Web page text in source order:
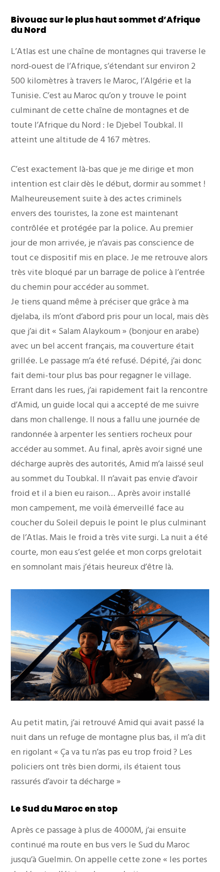
Bivouac sur le plus haut sommet d’Afrique
du Nord
L’Atlas est une chaîne de montagnes qui traverse le
nord-ouest de l’Afrique, s’étendant sur environ 2
500 kilomètres à travers le Maroc, l’Algérie et la
Tunisie. C’est au Maroc qu’on y trouve le point
culminant de cette chaîne de montagnes et de
toute l’Afrique du Nord : le Djebel Toubkal. Il
atteint une altitude de 4 167 mètres.
C’est exactement là-bas que je me dirige et mon
intention est clair dès le début, dormir au sommet !
Malheureusement suite à des actes criminels
envers des touristes, la zone est maintenant
contrôlée et protégée par la police. Au premier
jour de mon arrivée, je n’avais pas conscience de
tout ce dispositif mis en place. Je me retrouve alors
très vite bloqué par un barrage de police à l’entrée
du chemin pour accéder au sommet.
Je tiens quand même à préciser que grâce à ma
djelaba, ils m’ont d’abord pris pour un local, mais dès
que j’ai dit « Salam Alaykoum » (bonjour en arabe)
avec un bel accent français, ma couverture était
grillée. Le passage m’a été refusé. Dépité, j’ai donc
fait demi-tour plus bas pour regagner le village.
Errant dans les rues, j’ai rapidement fait la rencontre
d’Amid, un guide local qui a accepté de me suivre
dans mon challenge. Il nous a fallu une journée de
randonnée à arpenter les sentiers rocheux pour
accéder au sommet. Au final, après avoir signé une
décharge auprès des autorités, Amid m’a laissé seul
au sommet du Toubkal. Il n’avait pas envie d’avoir
froid et il a bien eu raison… Après avoir installé
mon campement, me voilà émerveillé face au
coucher du Soleil depuis le point le plus culminant
de l’Atlas. Mais le froid a très vite surgi. La nuit a été
courte, mon eau s’est gelée et mon corps grelotait
en somnolant mais j’étais heureux d’être là.
Au petit matin, j’ai retrouvé Amid qui avait passé la
nuit dans un refuge de montagne plus bas, il m’a dit
en rigolant « Ça va tu n’as pas eu trop froid ? Les
policiers ont très bien dormi, ils étaient tous
rassurés d’avoir ta décharge »
Le Sud du Maroc en stop
Après ce passage à plus de 4000M, j’ai ensuite
continué ma route en bus vers le Sud du Maroc
jusqu’à Guelmin. On appelle cette zone « les portes